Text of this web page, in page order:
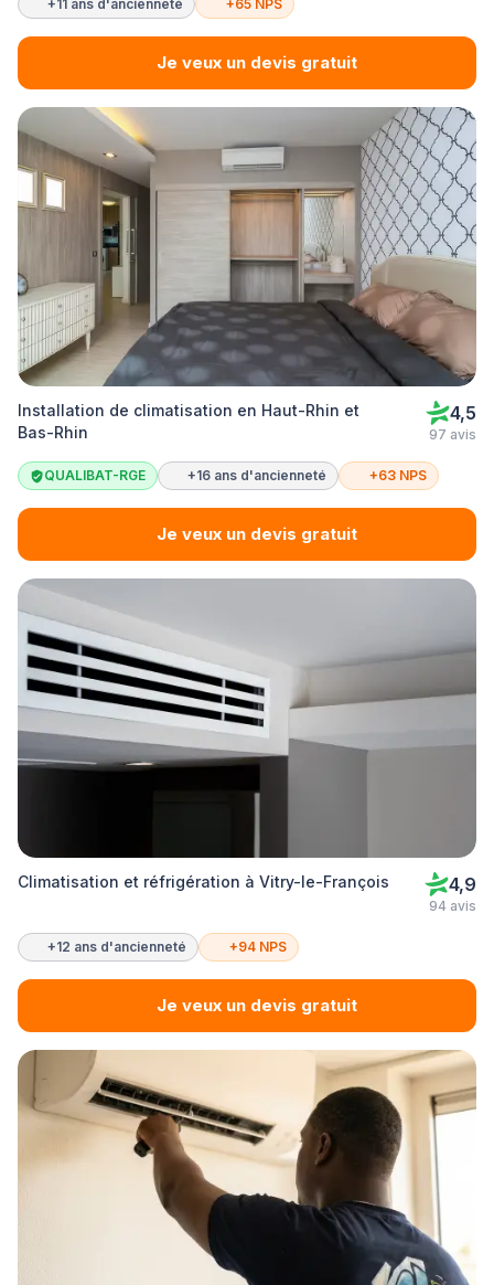
+11 ans d'ancienneté +65 NPS
Je veux un devis gratuit
Installation de climatisation en Haut-Rhin et
Bas-Rhin
4,5
97 avis
QUALIBAT-RGE +16 ans d'ancienneté +63 NPS
Je veux un devis gratuit
Climatisation et réfrigération à Vitry-le-François 4,9
94 avis
+12 ans d'ancienneté +94 NPS
Je veux un devis gratuit